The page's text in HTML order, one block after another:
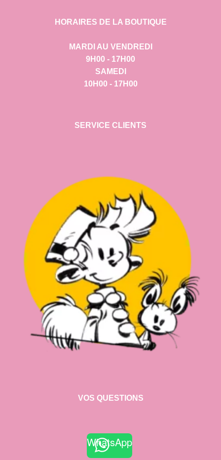
HORAIRES DE LA BOUTIQUE
MARDI AU VENDREDI
9H00 - 17H00
SAMEDI
10H00 - 17H00
SERVICE CLIENTS
VOS QUESTIONS
WhatsApp